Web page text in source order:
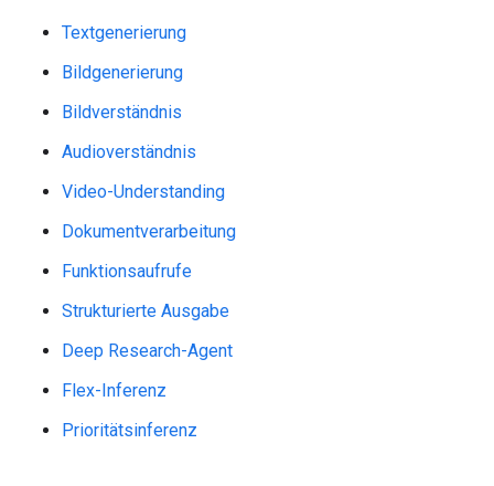
Textgenerierung
Bildgenerierung
Bildverständnis
Audioverständnis
Video-Understanding
Dokumentverarbeitung
Funktionsaufrufe
Strukturierte Ausgabe
Deep Research-Agent
Flex-Inferenz
Prioritätsinferenz